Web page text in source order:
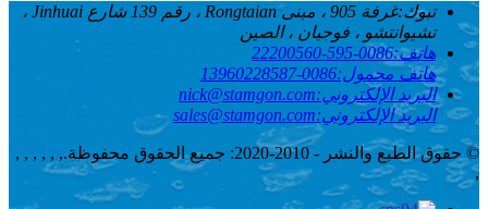
تبوك:
غرفة 905 ، مبنى Rongtaian ، رقم 139 شارع Jinhuai ،
تشيوانتشو ، فوجيان ، الصين
هاتف:0086-595-22200560
هاتف محمول:0086-13960228587
البريد الإلكتروني:nick@stamgon.com
البريد الإلكتروني:sales@stamgon.com
© حقوق الطبع والنشر - 2010-2020: جميع الحقوق محفوظة.
, , , , , ,
,